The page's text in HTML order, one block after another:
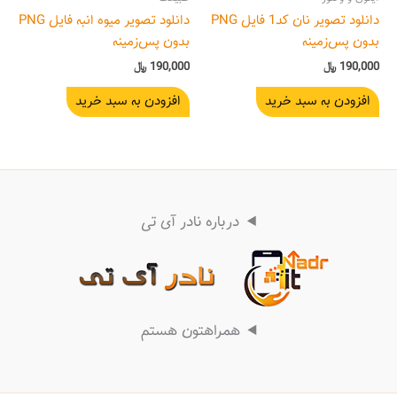
دانلود تصویر نان کد1 فایل PNG
بدون پس‌زمینه
190,000 ﷼
افزودن به سبد خرید
دانلود تصویر میوه انبه فایل PNG
بدون پس‌زمینه
190,000 ﷼
افزودن به سبد خرید
درباره نادر آی تی
همراهتون هستم